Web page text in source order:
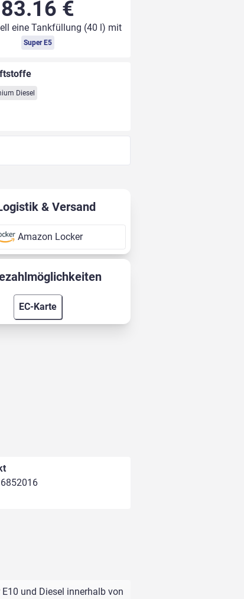
83.16 €
eine Tankfüllung (40 l) mit
Super E5
Diesel
& Versand
Amazon Locker
EC-Karte
und Diesel innerhalb von